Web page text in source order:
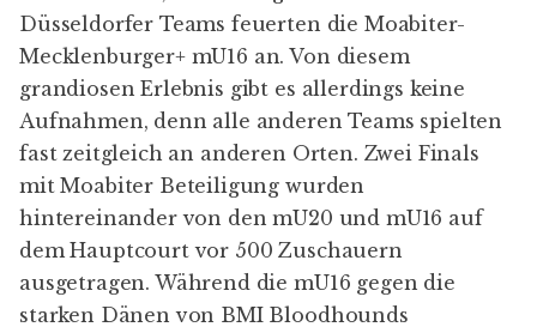
Düsseldorfer Teams feuerten die Moabiter-
Mecklenburger+ mU16 an. Von diesem
grandiosen Erlebnis gibt es allerdings keine
Aufnahmen, denn alle anderen Teams spielten
fast zeitgleich an anderen Orten. Zwei Finals
mit Moabiter Beteiligung wurden
hintereinander von den mU20 und mU16 auf
dem Hauptcourt vor 500 Zuschauern
ausgetragen. Während die mU16 gegen die
starken Dänen von BMI Bloodhounds